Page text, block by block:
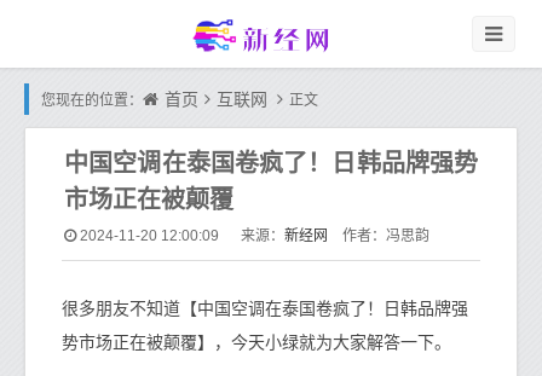
您现在的位置： 首页 互联网 正文
中国空调在泰国卷疯了！日韩品牌强势
市场正在被颠覆
2024-11-20 12:00:09 来源： 新经网 作者：冯思韵
很多朋友不知道【中国空调在泰国卷疯了！日韩品牌强
势市场正在被颠覆】，今天小绿就为大家解答一下。